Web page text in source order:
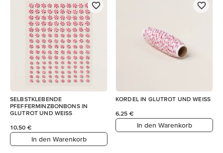
SELBSTKLEBENDE
PFEFFERMINZBONBONS IN
GLUTROT UND WEISS
10,50 €
In den Warenkorb
KORDEL IN GLUTROT UND WEISS
6,25 €
In den Warenkorb